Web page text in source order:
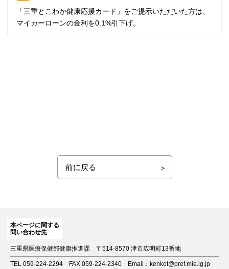
「三重とこわか健康応援カード」をご提示いただいた方は、
マイカーローンの金利を0.1%引下げ。
前に戻る
本ページに関する
問い合わせ先
三重県医療保健部健康推進課 〒514-8570 津市広明町13番地
TEL 059-224-2294 FAX 059-224-2340 Email：kenkot@pref.mie.lg.jp